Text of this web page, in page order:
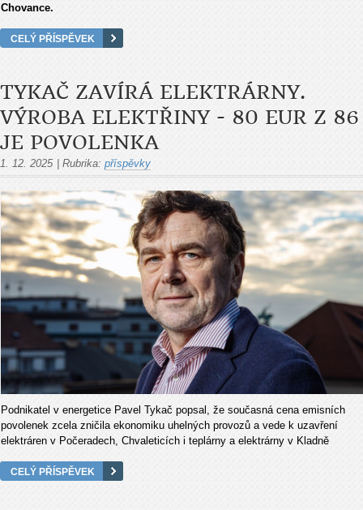
Chovance.
CELÝ PŘÍSPĚVEK
TYKAČ ZAVÍRÁ ELEKTRÁRNY.
VÝROBA ELEKTŘINY - 80 EUR Z 86
JE POVOLENKA
1. 12. 2025 | Rubrika: příspěvky
Podnikatel v energetice Pavel Tykač popsal, že současná cena emisních
povolenek zcela zničila ekonomiku uhelných provozů a vede k uzavření
elektráren v Počeradech, Chvaleticích i teplárny a elektrárny v Kladně
CELÝ PŘÍSPĚVEK